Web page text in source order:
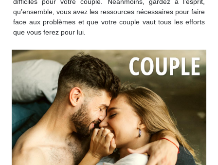
qu’ensemble, vous avez les ressources nécessaires pour faire
face aux problèmes et que votre couple vaut tous les efforts
que vous ferez pour lui.